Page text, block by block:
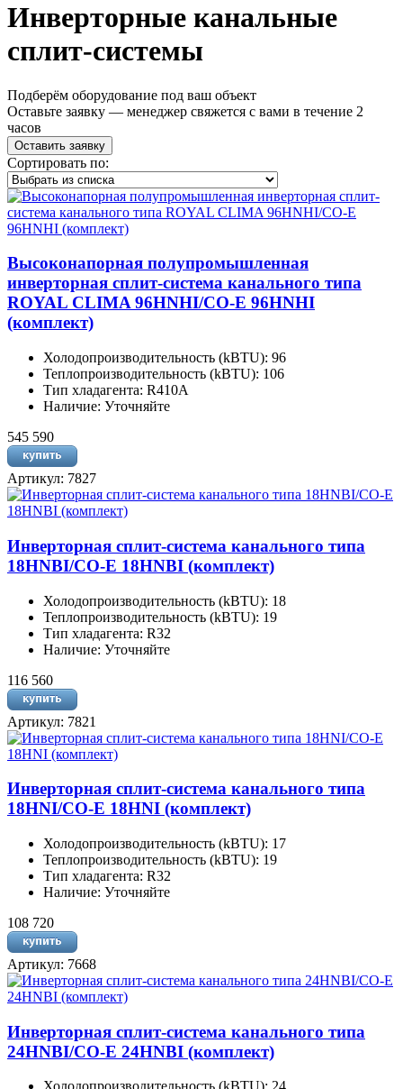
Инверторные канальные
сплит-системы
Подберём оборудование под ваш объект
Оставьте заявку — менеджер свяжется с вами в течение 2
часов
Оставить заявку
Сортировать по:
Высоконапорная полупромышленная
инверторная сплит-система канального типа
ROYAL CLIMA 96HNHI/CO-E 96HNHI
(комплект)
Холодопроизводительность (kBTU): 96
Теплопроизводительность (kBTU): 106
Тип хладагента: R410A
Наличие: Уточняйте
545 590
Артикул: 7827
Инверторная сплит-система канального типа
18HNBI/CO-E 18HNBI (комплект)
Холодопроизводительность (kBTU): 18
Теплопроизводительность (kBTU): 19
Тип хладагента: R32
Наличие: Уточняйте
116 560
Артикул: 7821
Инверторная сплит-система канального типа
18HNI/CO-E 18HNI (комплект)
Холодопроизводительность (kBTU): 17
Теплопроизводительность (kBTU): 19
Тип хладагента: R32
Наличие: Уточняйте
108 720
Артикул: 7668
Инверторная сплит-система канального типа
24HNBI/CO-E 24HNBI (комплект)